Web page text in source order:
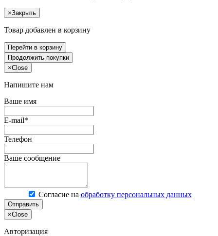
×Закрыть
Товар добавлен в корзину
Перейти в корзину
Продолжить покупки
×Close
Напишите нам
Ваше имя
E-mail*
Телефон
Ваше сообщение
Согласие на обработку персональных данных
Отправить
×Close
Авторизация